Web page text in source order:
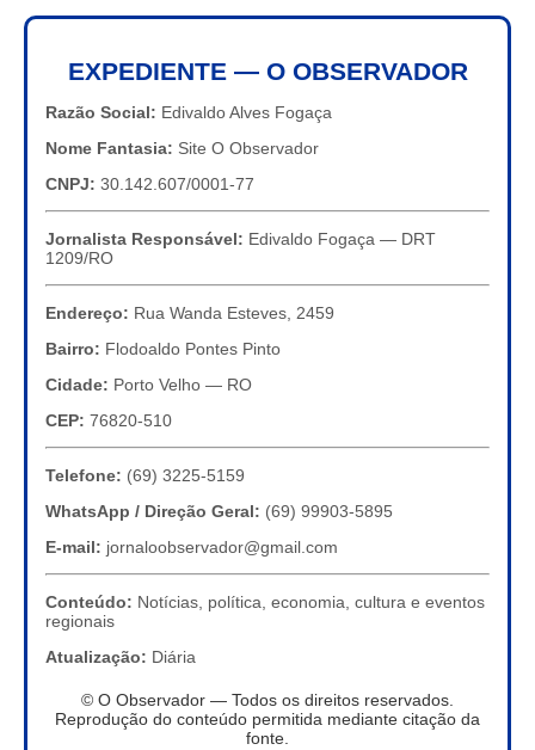
EXPEDIENTE — O OBSERVADOR
Razão Social: Edivaldo Alves Fogaça
Nome Fantasia: Site O Observador
CNPJ: 30.142.607/0001-77
Jornalista Responsável: Edivaldo Fogaça — DRT
1209/RO
Endereço: Rua Wanda Esteves, 2459
Bairro: Flodoaldo Pontes Pinto
Cidade: Porto Velho — RO
CEP: 76820-510
Telefone: (69) 3225-5159
WhatsApp / Direção Geral: (69) 99903-5895
E-mail: jornaloobservador@gmail.com
Conteúdo: Notícias, política, economia, cultura e eventos
regionais
Atualização: Diária
© O Observador — Todos os direitos reservados.
Reprodução do conteúdo permitida mediante citação da
fonte.